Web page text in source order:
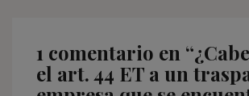
1 comentario en “
el art. 44 ET a un